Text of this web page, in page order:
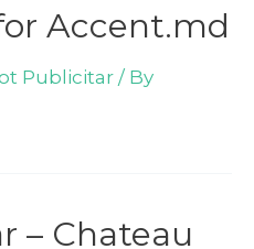
Accent.md
Publicitar/ By
– Chateau